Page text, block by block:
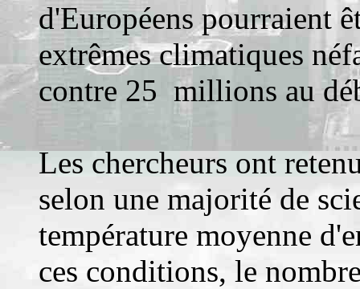
d'Européens pourraient
extrêmes climatiques
contre 25 millions au
Les chercheurs ont
selon une majorité de
température moyenne
ces conditions, le